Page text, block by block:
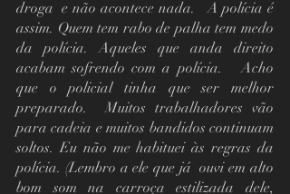
droga  e não acontece nada.   A polícia é
assim. Quem tem rabo de palha tem medo
da polícia. Aqueles que anda direito
acabam sofrendo com a polícia.   Acho
que o policial tinha que ser melhor
preparado.  Muitos trabalhadores vão
para cadeia e muitos bandidos continuam
soltos. Eu não me habituei às regras da
polícia. (Lembro a ele que já  ouvi em alto
bom som na carroça estilizada dele,